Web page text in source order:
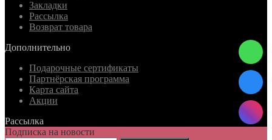
Закладки
Рассылка
Возврат товара
Дополнительно
Подарочные сертификаты
Партнёрская программа
Карта сайта
Акции
Рассылка
Подписка на новости